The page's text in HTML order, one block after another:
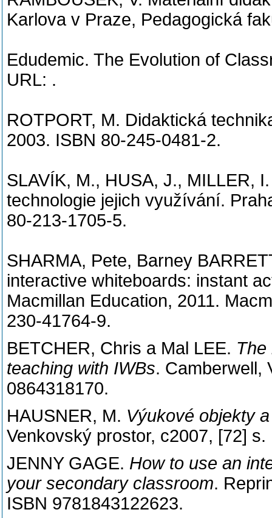
Karlova v Praze, Pedagogická
Edudemic. The Evolution of
URL: .
ROTPORT, M. Didaktická
2003. ISBN 80-245-0481-2.
SLAVÍK, M., HUSA, J., MILLER,
technologie jejich využívání.
80-213-1705-5.
SHARMA, Pete, Barney
interactive whiteboards: instant
Macmillan Education, 2011.
230-41764-9.
BETCHER, Chris a Mal LEE. The
teaching with IWBs. Camberwell,
0864318170.
HAUSNER, M. Výukové objekty
Venkovský prostor, c2007, [72]
JENNY GAGE. How to use an
your secondary classroom.
ISBN 9781843122623.